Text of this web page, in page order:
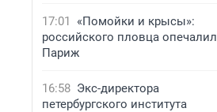
17:01
«Помойки и крысы»:
российского пловца опечалил
Париж
16:58 Экс-директора
петербургского института